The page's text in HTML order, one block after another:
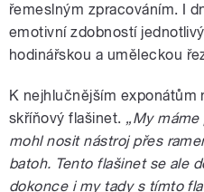
řemeslným zpracováním. I
emotivní zdobností
hodinářskou a uměleckou
K nejhlučnějším exponátům
skříňový flašinet. „My
mohl nosit nástroj přes
batoh. Tento flašinet se ale
dokonce i my tady s tímto